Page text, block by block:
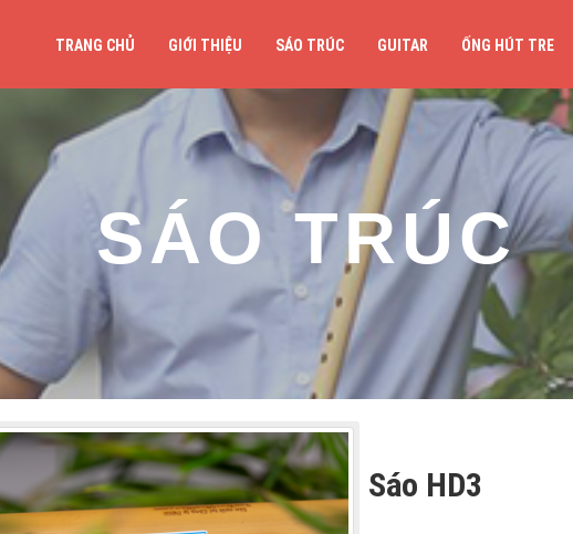
TRANG CHỦ GIỚI THIỆU SÁO TRÚC GUITAR ỐNG HÚT TRE
SÁO TRÚC
Sáo HD3